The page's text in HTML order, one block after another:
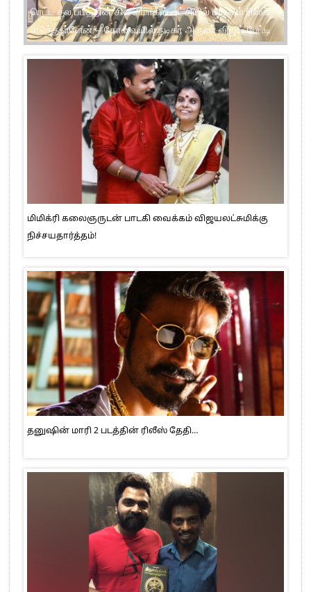
பாட்ஷா படம் ரீரிலீஸ் நேரத்தில் பன் பட்டர் ஜாம் ரிலீசாகியது
பயத்தை ஏற்படுத்தியது – நடிகர் ராஜு ஓபன் டாக்
மிமிக்ரி கலைஞருடன் பாடகி வைக்கம் விஜயலட்சுமிக்கு
நிச்சயதார்த்தம்!
தனுஷின் மாரி 2 படத்தின் ரிலீஸ் தேதி…